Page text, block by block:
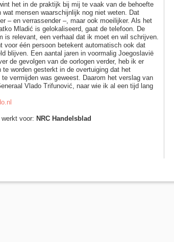
het in de praktijk bij mij te vaak van de behoefte
mensen waarschijnlijk nog niet weten. Dat
– en verrassender –, maar ook moeilijker. Als het
Mladić is gelokaliseerd, gaat de telefoon. De
is relevant, een verhaal dat ik moet en wil schrijven.
voor één persoon betekent automatisch ook dat
blijven. Een aantal jaren in voormalig Joegoslavië
de gevolgen van de oorlogen verder, heb ik er
te worden gesterkt in de overtuiging dat het
te vermijden was geweest. Daarom het verslag van
Vlado Trifunović, naar wie ik al een tijd lang
voor: NRC Handelsblad